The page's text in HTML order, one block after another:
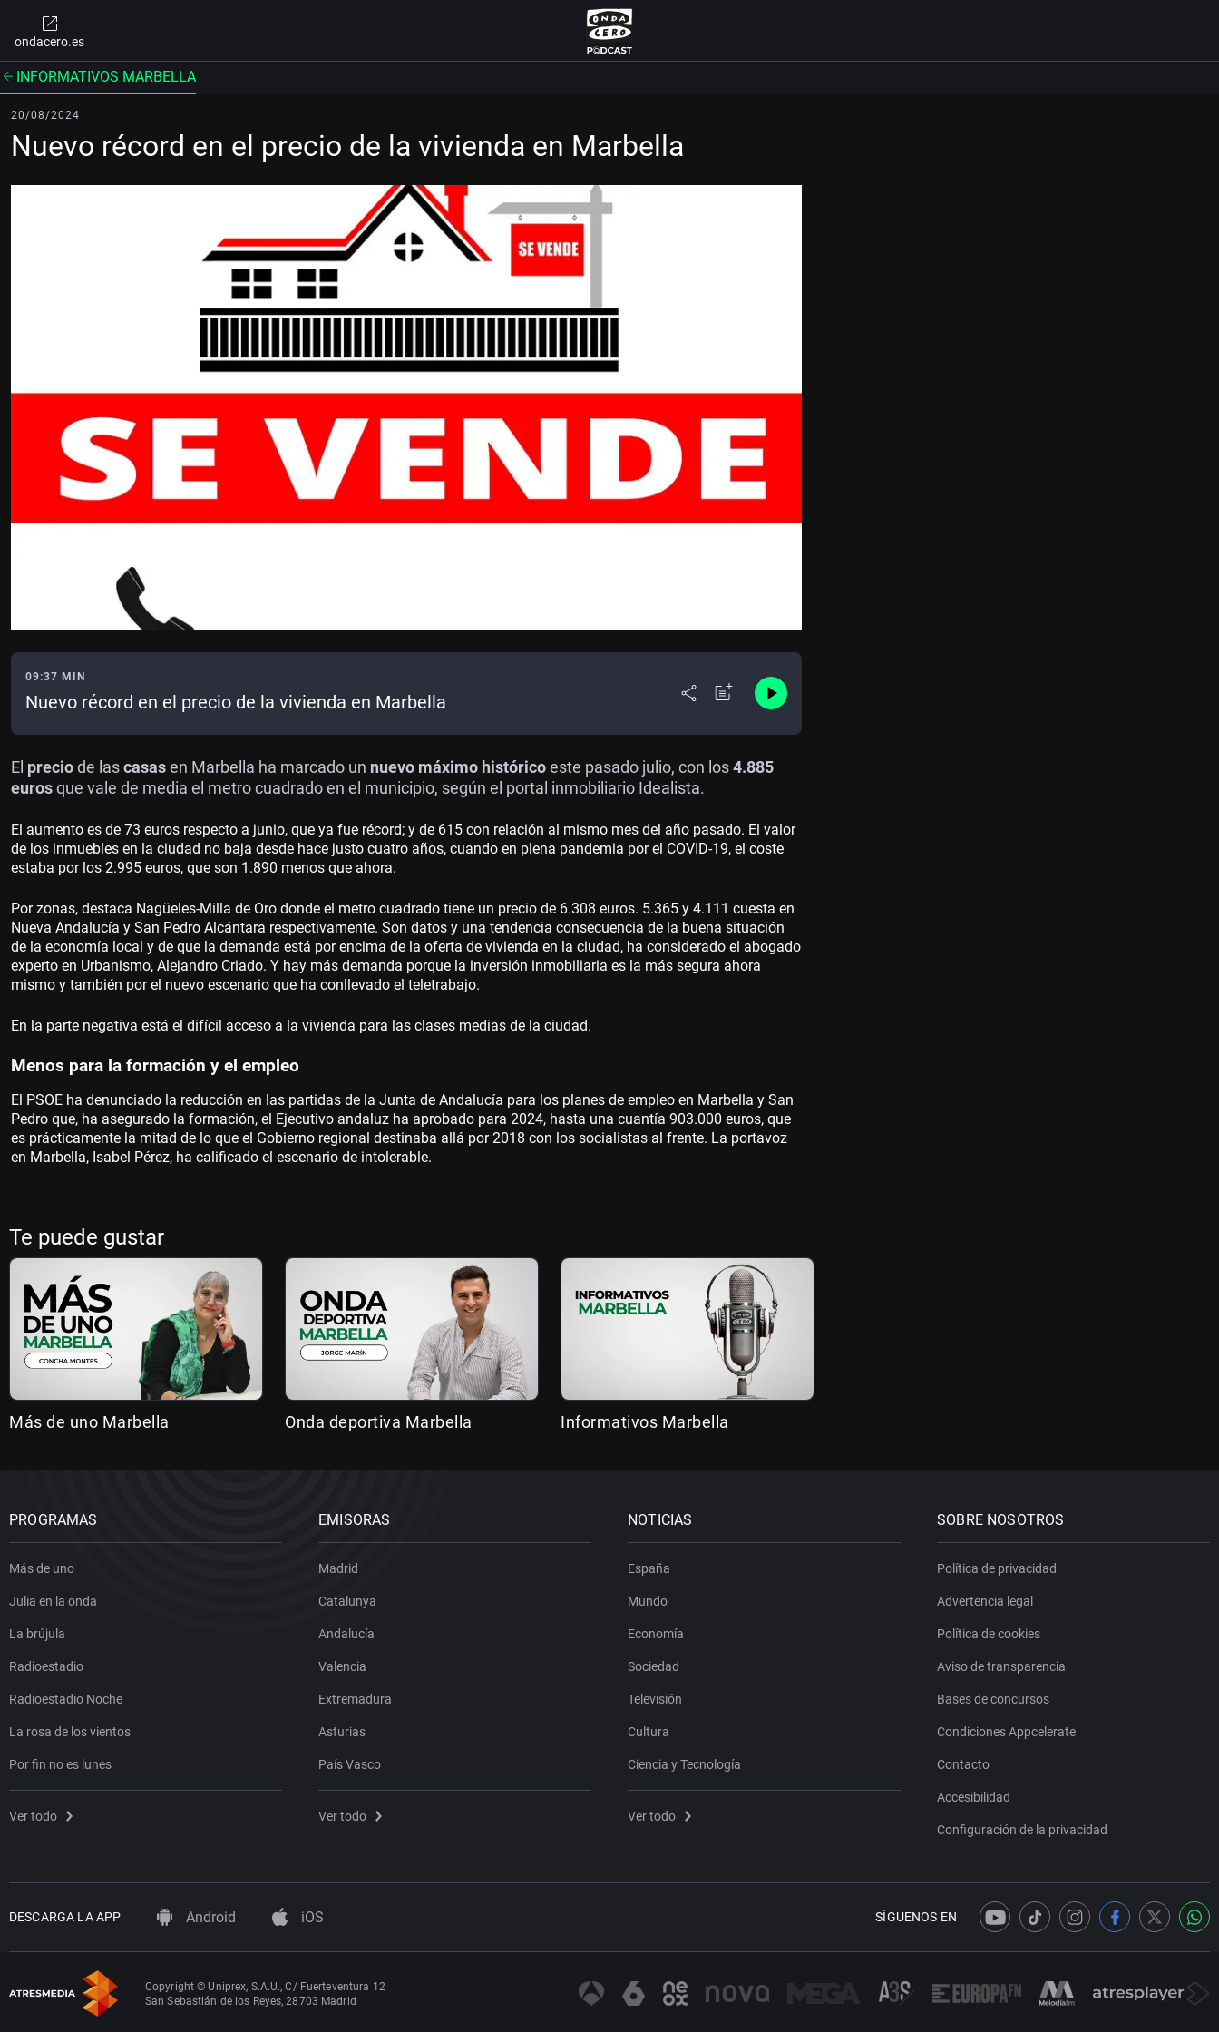
ondacero.es
INFORMATIVOS MARBELLA
20/08/2024
Nuevo récord en el precio de la vivienda en Marbella
09:37 MIN
Nuevo récord en el precio de la vivienda en Marbella
El preciode lascasasen Marbella ha marcado un nuevo máximo históricoeste pasado julio, con los4.885
eurosque vale de media el metro cuadrado en el municipio, según el portal inmobiliario Idealista.
El aumento es de 73 euros respecto a junio, que ya fue récord; y de 615 con relación al mismo mes del año pasado. El valor
de los inmuebles en la ciudad no baja desde hace justo cuatro años, cuando en plena pandemia por el COVID-19, el coste
estaba por los 2.995 euros, que son 1.890 menos que ahora.
Por zonas, destaca Nagüeles-Milla de Oro donde el metro cuadrado tiene un precio de 6.308 euros. 5.365 y 4.111 cuesta en
Nueva Andalucía y San Pedro Alcántara respectivamente. Son datos y una tendencia consecuencia de la buena situación
de la economía local y de que la demanda está por encima de la oferta de vivienda en la ciudad, ha considerado el abogado
experto en Urbanismo, Alejandro Criado. Y hay más demanda porque la inversión inmobiliaria es la más segura ahora
mismo y también por el nuevo escenario que ha conllevado el teletrabajo.
En la parte negativa está el difícil acceso a la vivienda para las clases medias de la ciudad.
Menos para la formación y el empleo
El PSOE ha denunciado la reducción en las partidas de la Junta de Andalucía para los planes de empleo en Marbella y San
Pedro que, ha asegurado la formación, el Ejecutivo andaluz ha aprobado para 2024, hasta una cuantía 903.000 euros, que
es prácticamente la mitad de lo que el Gobierno regional destinaba allá por 2018 con los socialistas al frente. La portavoz
en Marbella, Isabel Pérez, ha calificado el escenario de intolerable.
Te puede gustar
Más de uno Marbella Onda deportiva Marbella Informativos Marbella
PROGRAMAS
Más de uno
Julia en la onda
La brújula
Radioestadio
Radioestadio Noche
La rosa de los vientos
Por fin no es lunes
Ver todo
EMISORAS
Madrid
Catalunya
Andalucía
Valencia
Extremadura
Asturias
País Vasco
Ver todo
NOTICIAS
España
Mundo
Economía
Sociedad
Televisión
Cultura
Ciencia y Tecnología
Ver todo
SOBRE NOSOTROS
Política de privacidad
Advertencia legal
Política de cookies
Aviso de transparencia
Bases de concursos
Condiciones Appcelerate
Contacto
Accesibilidad
Configuración de la privacidad
DESCARGA LA APP Android iOS SÍGUENOS EN
Copyright © Uniprex, S.A.U., C/ Fuerteventura 12
San Sebastián de los Reyes, 28703 Madrid